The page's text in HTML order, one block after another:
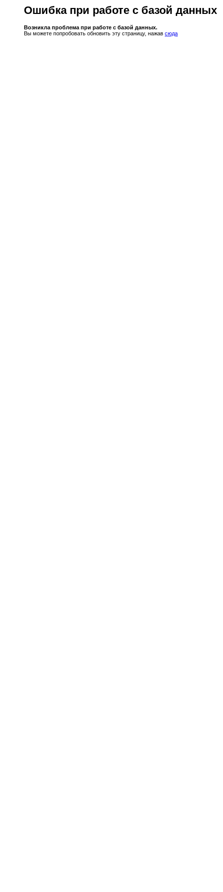
Ошибка при работе с базой данных
Возникла проблема при работе с базой данных.
Вы можете попробовать обновить эту страницу, нажав сюда